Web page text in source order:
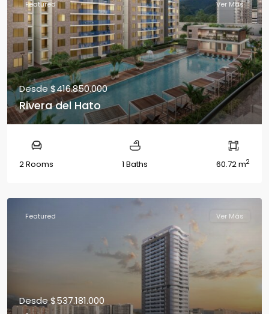
Featured Ver Más
Desde$416.850.000
Rivera del Hato
2 Rooms 1 Baths 60.72 m2
Featured Ver Más
Desde$537.181.000